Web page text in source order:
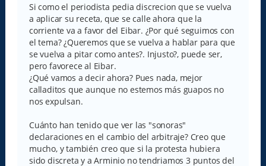
Si como el periodista pedia discrecion que se vuelva
a aplicar su receta, que se calle ahora que la
corriente va a favor del Eibar. ¿Por qué seguimos con
el tema? ¿Queremos que se vuelva a hablar para que
se vuelva a pitar como antes?. Injusto?, puede ser,
pero favorece al Eibar.
¿Qué vamos a decir ahora? Pues nada, mejor
calladitos que aunque no estemos más guapos no
nos expulsan.
Cuánto han tenido que ver las "sonoras"
declaraciones en el cambio del arbitraje? Creo que
mucho, y también creo que si la protesta hubiera
sido discreta y a Arminio no tendriamos 3 puntos del